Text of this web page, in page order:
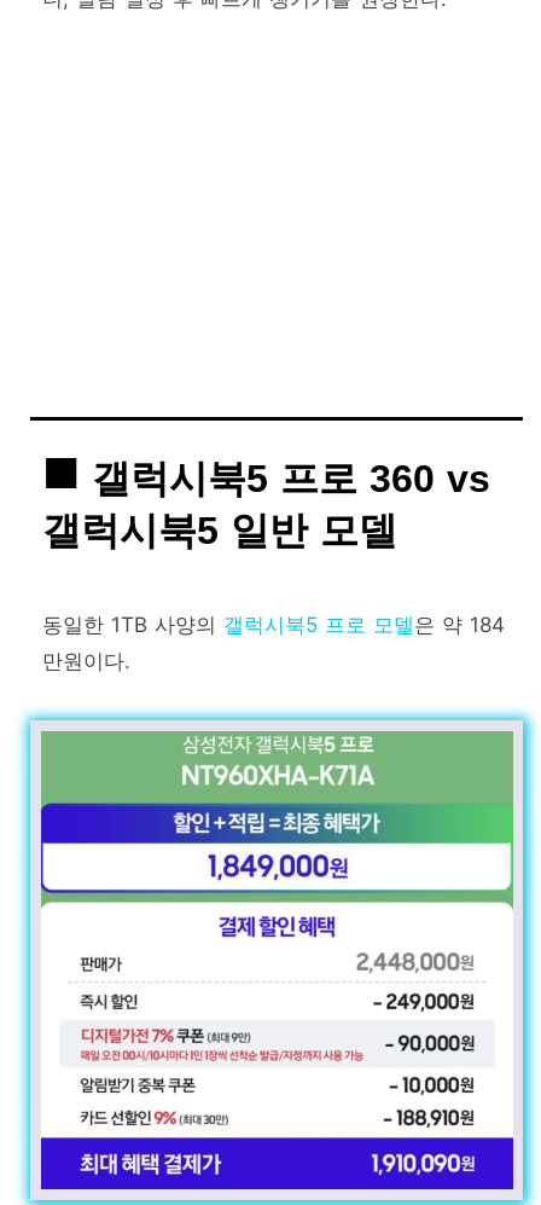
갤럭시북5 프로 360 vs
갤럭시북5 일반 모델
동일한 1TB 사양의 갤럭시북5 프로 모델은 약 184
만원이다.